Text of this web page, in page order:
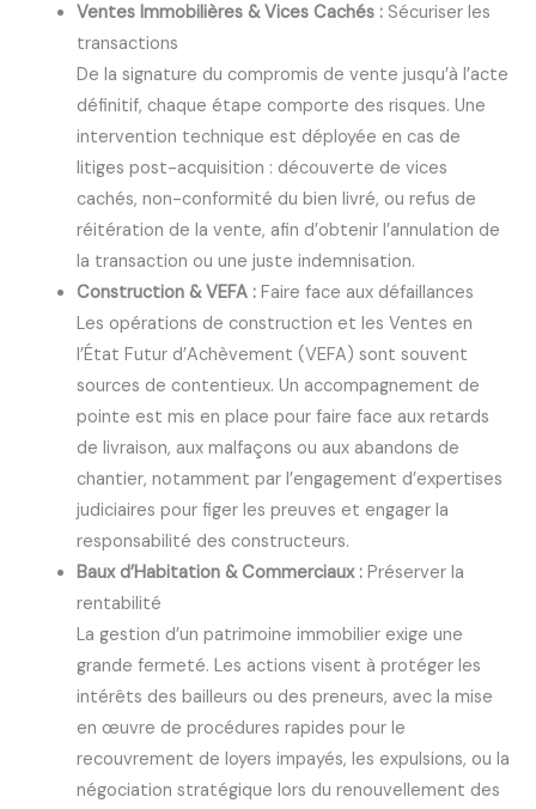
Ventes Immobilières & Vices Cachés :Sécuriser les
transactions
De la signature du compromis de vente jusqu’à l’acte
définitif, chaque étape comporte des risques. Une
intervention technique est déployée en cas de
litiges post-acquisition : découverte de vices
cachés, non-conformité du bien livré, ou refus de
réitération de la vente, afin d’obtenir l’annulation de
la transaction ou une juste indemnisation.
Construction & VEFA :Faire face aux défaillances
Les opérations de construction et les Ventes en
l’État Futur d’Achèvement (VEFA) sont souvent
sources de contentieux. Un accompagnement de
pointe est mis en place pour faire face aux retards
de livraison, aux malfaçons ou aux abandons de
chantier, notamment par l’engagement d’expertises
judiciaires pour figer les preuves et engager la
responsabilité des constructeurs.
Baux d’Habitation & Commerciaux :Préserver la
rentabilité
La gestion d’un patrimoine immobilier exige une
grande fermeté. Les actions visent à protéger les
intérêts des bailleurs ou des preneurs, avec la mise
en œuvre de procédures rapides pour le
recouvrement de loyers impayés, les expulsions, ou la
négociation stratégique lors du renouvellement des